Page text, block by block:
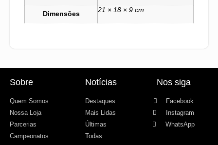
Dimensões
21 × 18 × 9 cm
Sobre
Quem Somos
Nossa Loja
Parcerias
Campeonatos
Notícias
Destaques
Mais Lidas
Últimas
Todas
Nos siga
Facebook
Instagram
WhatsApp